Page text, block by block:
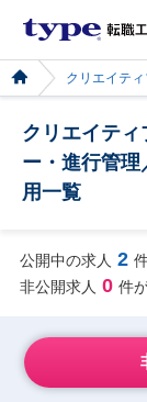
クリエイテ
クリエイティ
ー・進行管
用一覧
公開中の求人 2
非公開求人 0 件